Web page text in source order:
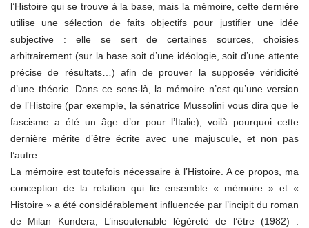
l’Histoire qui se trouve à la base, mais la mémoire, cette dernière
utilise une sélection de faits objectifs pour justifier une idée
subjective : elle se sert de certaines sources, choisies
arbitrairement (sur la base soit d’une idéologie, soit d’une attente
précise de résultats…) afin de prouver la supposée véridicité
d’une théorie. Dans ce sens-là, la mémoire n’est qu’une version
de l’Histoire (par exemple, la sénatrice Mussolini vous dira que le
fascisme a été un âge d’or pour l’Italie); voilà pourquoi cette
dernière mérite d’être écrite avec une majuscule, et non pas
l’autre.
La mémoire est toutefois nécessaire à l’Histoire. A ce propos, ma
conception de la relation qui lie ensemble « mémoire » et «
Histoire » a été considérablement influencée par l’incipit du roman
de Milan Kundera, L’insoutenable légèreté de l’être (1982) :